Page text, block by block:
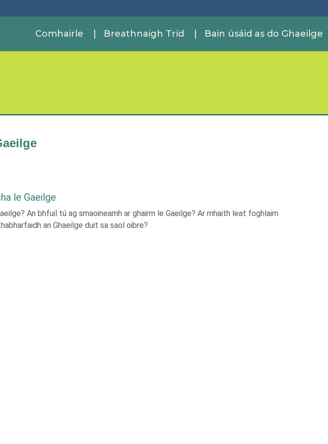
Comhairle | Breathnaigh Tríd | Bain úsáid as do Ghaeilge
le Gaeilge
An bhfuil tú ag smaoineamh ar ghairm le Gaeilge? Ar mhaith leat foghlaim
an Ghaeilge duit sa saol oibre?